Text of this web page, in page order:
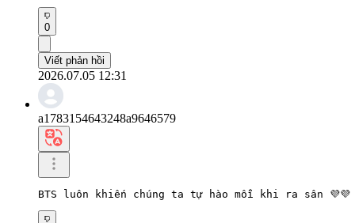
0
Viết phản hồi
2026.07.05 12:31
a1783154643248a9646579
BTS luôn khiến chúng ta tự hào mỗi khi ra sân 💜💜